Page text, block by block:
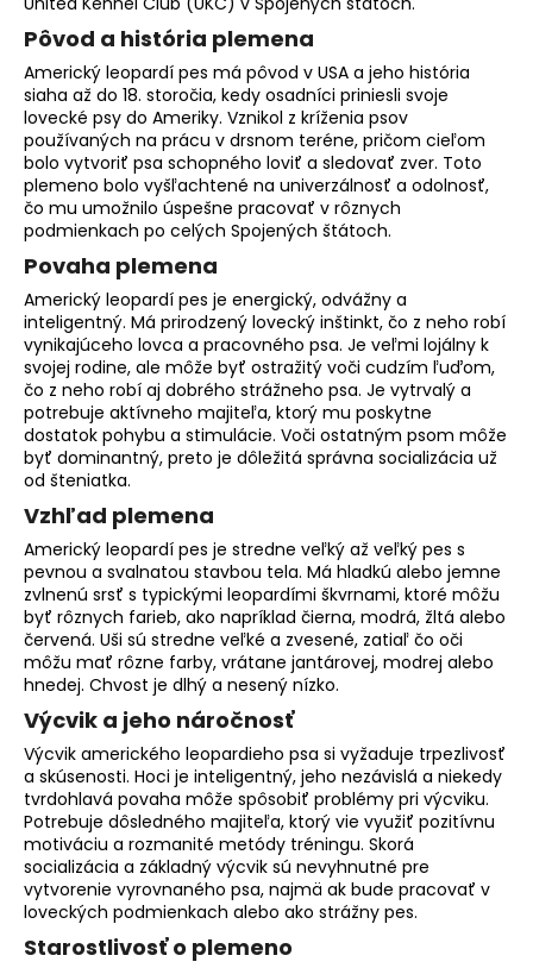
Pôvod a história plemena
Americký leopardí pes má pôvod v USA a jeho história
siaha až do 18. storočia, kedy osadníci priniesli svoje
lovecké psy do Ameriky. Vznikol z kríženia psov
používaných na prácu v drsnom teréne, pričom cieľom
bolo vytvoriť psa schopného loviť a sledovať zver. Toto
plemeno bolo vyšľachtené na univerzálnosť a odolnosť,
čo mu umožnilo úspešne pracovať v rôznych
podmienkach po celých Spojených štátoch.
Povaha plemena
Americký leopardí pes je energický, odvážny a
inteligentný. Má prirodzený lovecký inštinkt, čo z neho robí
vynikajúceho lovca a pracovného psa. Je veľmi lojálny k
svojej rodine, ale môže byť ostražitý voči cudzím ľuďom,
čo z neho robí aj dobrého strážneho psa. Je vytrvalý a
potrebuje aktívneho majiteľa, ktorý mu poskytne
dostatok pohybu a stimulácie. Voči ostatným psom môže
byť dominantný, preto je dôležitá správna socializácia už
od šteniatka.
Vzhľad plemena
Americký leopardí pes je stredne veľký až veľký pes s
pevnou a svalnatou stavbou tela. Má hladkú alebo jemne
zvlnenú srsť s typickými leopardími škvrnami, ktoré môžu
byť rôznych farieb, ako napríklad čierna, modrá, žltá alebo
červená. Uši sú stredne veľké a zvesené, zatiaľ čo oči
môžu mať rôzne farby, vrátane jantárovej, modrej alebo
hnedej. Chvost je dlhý a nesený nízko.
Výcvik a jeho náročnosť
Výcvik amerického leopardieho psa si vyžaduje trpezlivosť
a skúsenosti. Hoci je inteligentný, jeho nezávislá a niekedy
tvrdohlavá povaha môže spôsobiť problémy pri výcviku.
Potrebuje dôsledného majiteľa, ktorý vie využiť pozitívnu
motiváciu a rozmanité metódy tréningu. Skorá
socializácia a základný výcvik sú nevyhnutné pre
vytvorenie vyrovnaného psa, najmä ak bude pracovať v
loveckých podmienkach alebo ako strážny pes.
Starostlivosť o plemeno
ť
?
HĽADAŤ
O
d
p
o
r
ú
č
a
m
e